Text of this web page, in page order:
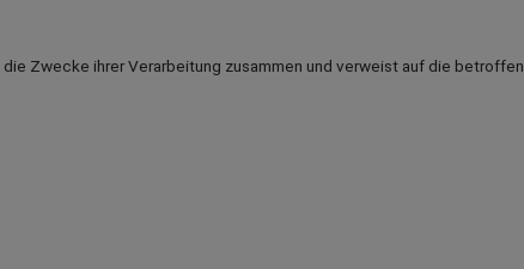
Zwecke ihrer Verarbeitung zusammen und verweist auf die